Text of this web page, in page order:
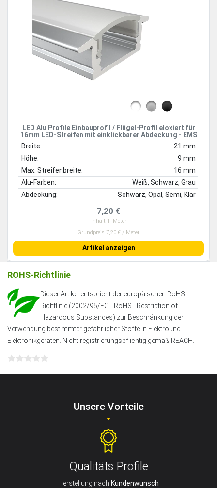
LED Alu Profile Einbauprofil / Flügel-Profil eloxiert für
16mm LED-Streifen mit einklickbarer Abdeckung - EMS
Breite:
21 mm
Höhe:
9 mm
Max. Streifenbreite:
16 mm
Alu-Farben:
Weiß, Schwarz, Grau
Abdeckung:
Schwarz, Opal, Semi, Klar
7,20 €
Inhalt 1
Meter
Grundpreis 7,20 € / Meter
Artikel anzeigen
ROHS-Richtlinie
Dieser Artikel entspricht der europäischen RoHS-
Richtlinie (2002/95/EG - RoHS - Restriction of
Hazardous Substances) zur Beschränkung der
Verwendung bestimmter gefährlicher Stoffe in Elektround
Elektronikgeräten. Nicht registrierungspflichtig gemäß REACH.
Unsere Vorteile
Qualitäts Profile
Herstellung nach Kundenwunsch